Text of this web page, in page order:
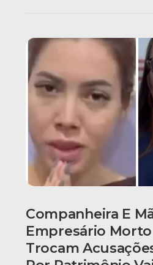
Companheira E
Empresário
Trocam